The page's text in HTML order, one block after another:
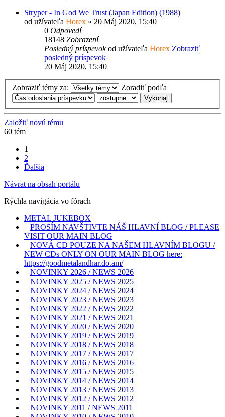
Stryper - In God We Trust (Japan Edition) (1988)
od užívateľa Horex » 20 Máj 2020, 15:40
0 Odpovedí
18148 Zobrazení
Posledný príspevokod užívateľa Horex Zobraziť
posledný príspevok
20 Máj 2020, 15:40
Zobraziť témy za: Zoradiť podľa
Založiť novú tému
60 tém
1
2
Ďalšia
Návrat na obsah portálu
Rýchla navigácia vo fórach
METAL JUKEBOX
PROSÍM NAVŠTIVTE NÁŠ HLAVNÍ BLOG / PLEASE
VISIT OUR MAIN BLOG
NOVÁ CD POUZE NA NAŠEM HLAVNÍM BLOGU /
NEW CDs ONLY ON OUR MAIN BLOG here:
https://goodmetalandhar.do.am/
NOVINKY 2026 / NEWS 2026
NOVINKY 2025 / NEWS 2025
NOVINKY 2024 / NEWS 2024
NOVINKY 2023 / NEWS 2023
NOVINKY 2022 / NEWS 2022
NOVINKY 2021 / NEWS 2021
NOVINKY 2020 / NEWS 2020
NOVINKY 2019 / NEWS 2019
NOVINKY 2018 / NEWS 2018
NOVINKY 2017 / NEWS 2017
NOVINKY 2016 / NEWS 2016
NOVINKY 2015 / NEWS 2015
NOVINKY 2014 / NEWS 2014
NOVINKY 2013 / NEWS 2013
NOVINKY 2012 / NEWS 2012
NOVINKY 2011 / NEWS 2011